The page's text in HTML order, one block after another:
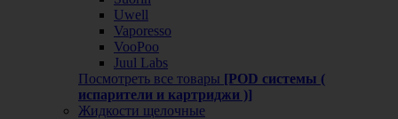
Uwell
Vaporesso
VooPoo
Juul Labs
Посмотреть все товары [POD системы (
испарители и картриджи )]
Жидкости щелочные